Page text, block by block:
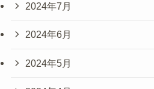
2024年7月
2024年6月
2024年5月